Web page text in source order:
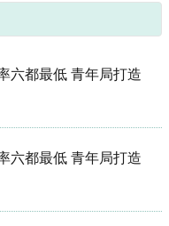
六都最低 青年局打造
六都最低 青年局打造